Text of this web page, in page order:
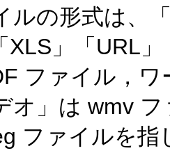
ルの形式は、
XLS」「URL
ファイル，
オ」は wmv
ファイルを指